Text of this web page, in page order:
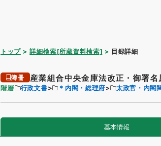
トップ 詳細検索[所蔵資料検索] 目録詳細
簿冊 産業組合中央金庫法改正・御署
階層 行政文書 ＊内閣・総理府 太政官・内閣
基本情報